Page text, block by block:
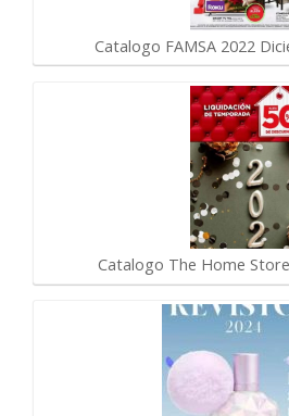
Catalogo FAMSA 2022
Catalogo The Home